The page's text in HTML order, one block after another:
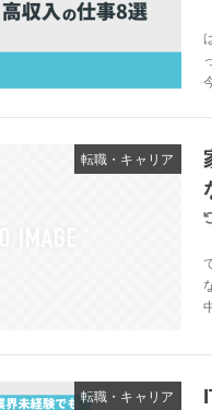
転職・キャリア
転職・キャリア